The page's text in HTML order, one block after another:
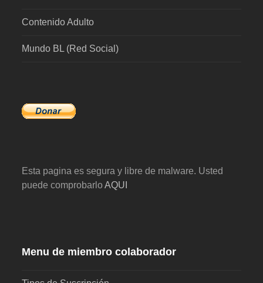
Contenido Adulto
Mundo BL (Red Social)
Esta pagina es segura y libre de malware. Usted
puede comprobarloAQUI
Menu de miembro colaborador